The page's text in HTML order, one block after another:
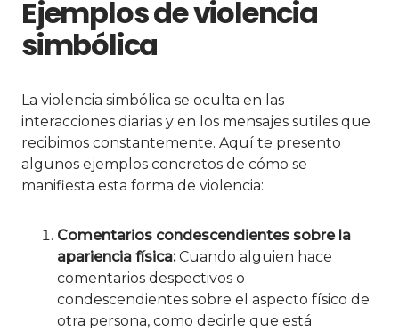
Ejemplos de violencia
simbólica
La violencia simbólica se oculta en las
interacciones diarias y en los mensajes sutiles que
recibimos constantemente. Aquí te presento
algunos ejemplos concretos de cómo se
manifiesta esta forma de violencia:
Comentarios condescendientes sobre la
apariencia física:Cuando alguien hace
comentarios despectivos o
condescendientes sobre el aspecto físico de
otra persona, como decirle que está